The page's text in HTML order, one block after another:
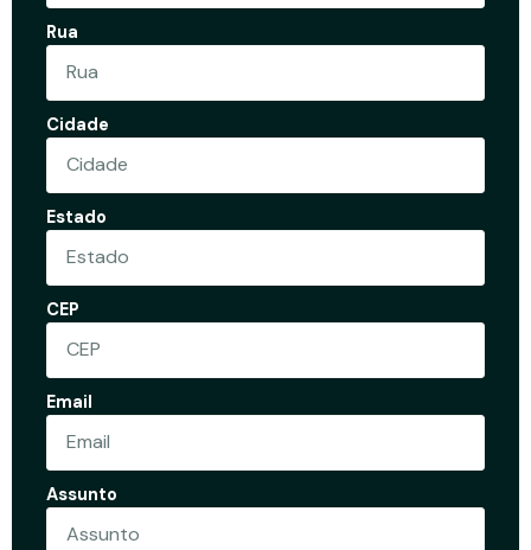
Rua
Cidade
Estado
CEP
Email
Assunto